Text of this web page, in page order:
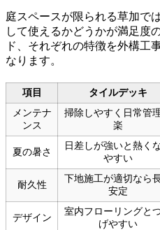
庭スペースが限られる草加で
して使えるかどうかが満足度
ド、それぞれの特徴を外構工
なります。
項目 タイルデッキ
メンテナ
ンス
掃除しやすく日常管
楽
夏の暑さ
日差しが強いと熱く
やすい
耐久性
下地施工が適切なら
安定
デザイン
室内フローリングと
げやすい